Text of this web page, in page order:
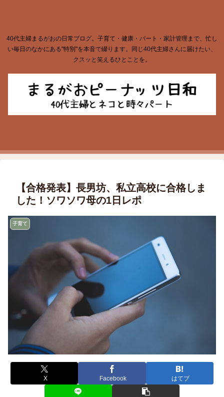
40代主婦まるがおの日常ブログ。子育て・健康・パート・家計管理まで、忙し
い毎日のなかにある"特別"を本音で綴ります。同じ40代主婦さんに届けたい、
クスッと笑えるひとことを。
【合格発表】長男坊、私立高校に合格しま
した！ソワソワ母の1日レポ
子育て
X Facebook はてブ